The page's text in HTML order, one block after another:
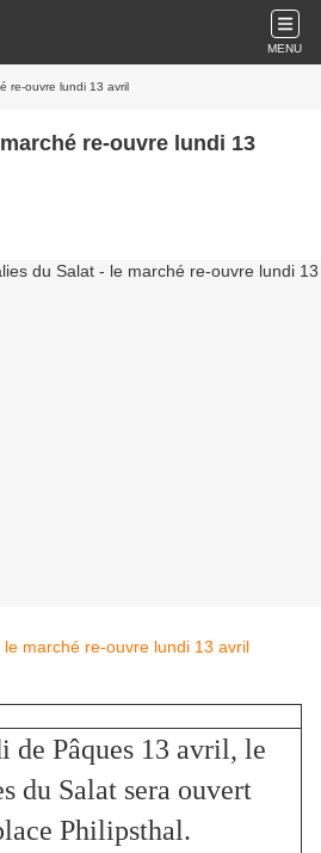
MENU
re-ouvre lundi 13 avril
re-ouvre lundi 13
de Pâques 13 avril, le
du Salat sera ouvert
Philipsthal.